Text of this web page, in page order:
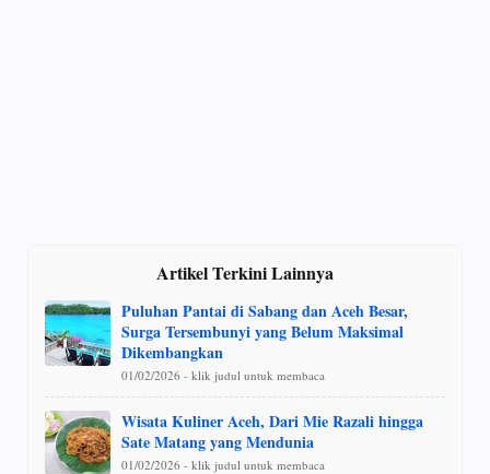
Artikel Terkini Lainnya
Puluhan Pantai di Sabang dan Aceh Besar,
Surga Tersembunyi yang Belum Maksimal
Dikembangkan
01/02/2026 - klik judul untuk membaca
Wisata Kuliner Aceh, Dari Mie Razali hingga
Sate Matang yang Mendunia
01/02/2026 - klik judul untuk membaca